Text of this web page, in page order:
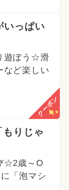
いっぱい
遊ぼう☆滑
など楽しい
クーポン
りじゃ
☆2歳～O
「泡マシ